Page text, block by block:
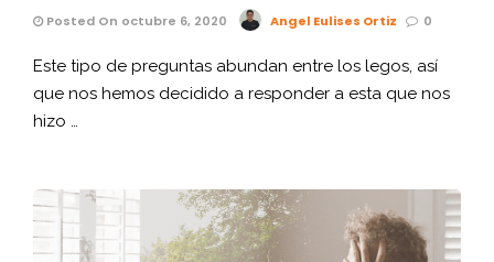
Posted On octubre 6, 2020 Angel Eulises Ortiz 0
Este tipo de preguntas abundan entre los legos, así
que nos hemos decidido a responder a esta que nos
hizo …